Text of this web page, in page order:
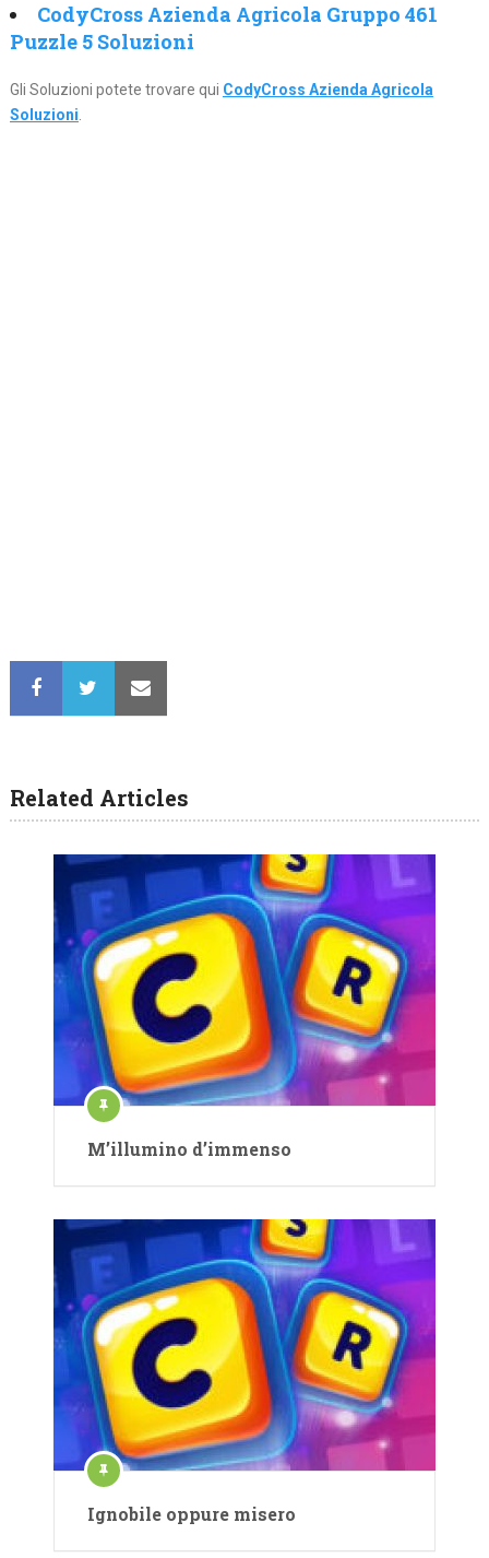
CodyCross Azienda Agricola Gruppo 461
Puzzle 5 Soluzioni
Gli Soluzioni potete trovare qui CodyCross Azienda Agricola
Soluzioni.
Related Articles
M’illumino d’immenso
Ignobile oppure misero